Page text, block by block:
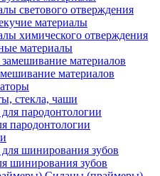
светового отверждения
материалы
химического отверждения
материалы
материалов
стекла, чаши
пародонтологии
шинирования зубов